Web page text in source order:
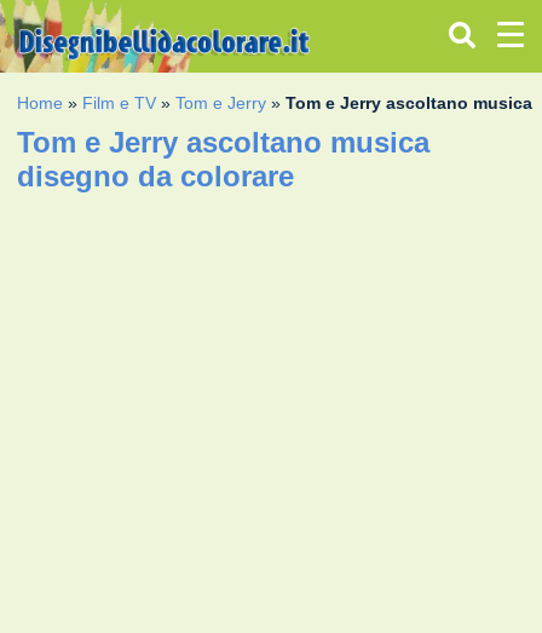
Home » Film e TV »Tom e Jerry »Tom e Jerry ascoltano musica
Tom e Jerry ascoltano musica
disegno da colorare